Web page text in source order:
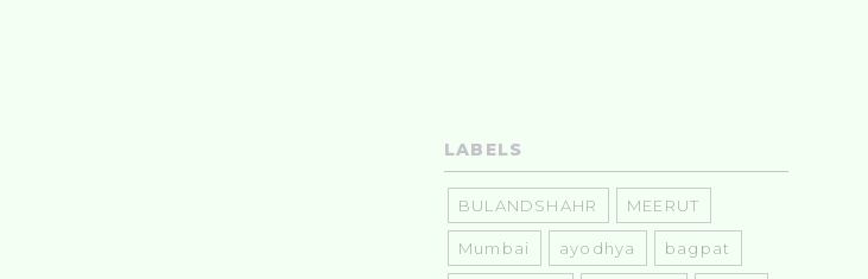
LABELS
BULANDSHAHR MEERUT
Mumbai ayodhya bagpat